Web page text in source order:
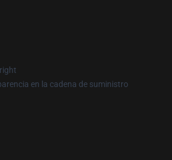
en la cadena de suministro